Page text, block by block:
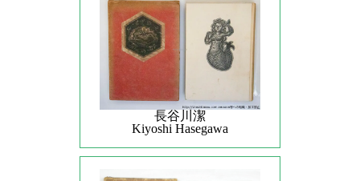
長谷川潔
Kiyoshi Hasegawa